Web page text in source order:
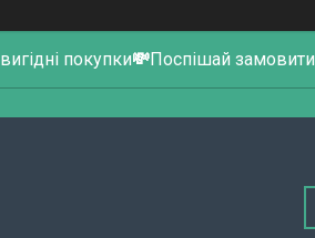
покупки💸Поспішай замовити